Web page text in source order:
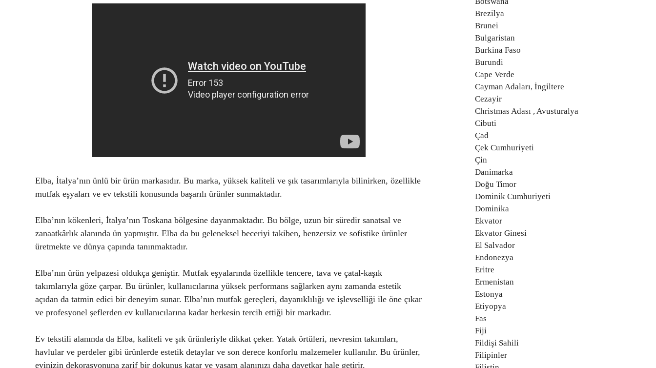
Elba, İtalya’nın ünlü bir ürün markasıdır. Bu marka, yüksek kaliteli ve şık tasarımlarıyla bilinirken, özellikle
mutfak eşyaları ve ev tekstili konusunda başarılı ürünler sunmaktadır.
Elba’nın kökenleri, İtalya’nın Toskana bölgesine dayanmaktadır. Bu bölge, uzun bir süredir sanatsal ve
zanaatkârlık alanında ün yapmıştır. Elba da bu geleneksel beceriyi takiben, benzersiz ve sofistike ürünler
üretmekte ve dünya çapında tanınmaktadır.
Elba’nın ürün yelpazesi oldukça geniştir. Mutfak eşyalarında özellikle tencere, tava ve çatal-kaşık
takımlarıyla göze çarpar. Bu ürünler, kullanıcılarına yüksek performans sağlarken aynı zamanda estetik
açıdan da tatmin edici bir deneyim sunar. Elba’nın mutfak gereçleri, dayanıklılığı ve işlevselliği ile öne çıkar
ve profesyonel şeflerden ev kullanıcılarına kadar herkesin tercih ettiği bir markadır.
Ev tekstili alanında da Elba, kaliteli ve şık ürünleriyle dikkat çeker. Yatak örtüleri, nevresim takımları,
havlular ve perdeler gibi ürünlerde estetik detaylar ve son derece konforlu malzemeler kullanılır. Bu ürünler,
evinizin dekorasyonuna zarif bir dokunuş katar ve yaşam alanınızı daha davetkar hale getirir.
Brezilya
Brunei
Bulgaristan
Burkina Faso
Burundi
Cape Verde
Cayman Adaları, İngiltere
Cezayir
Christmas Adası , Avusturalya
Cibuti
Çad
Çek Cumhuriyeti
Çin
Danimarka
Doğu Timor
Dominik Cumhuriyeti
Dominika
Ekvator
Ekvator Ginesi
El Salvador
Endonezya
Eritre
Ermenistan
Estonya
Etiyopya
Fas
Fiji
Fildişi Sahili
Filipinler